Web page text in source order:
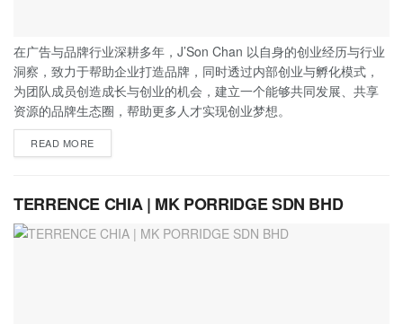
在广告与品牌行业深耕多年，J’Son Chan 以自身的创业经历与行业
洞察，致力于帮助企业打造品牌，同时透过内部创业与孵化模式，
为团队成员创造成长与创业的机会，建立一个能够共同发展、共享
资源的品牌生态圈，帮助更多人才实现创业梦想。
READ MORE
TERRENCE CHIA | MK PORRIDGE SDN BHD